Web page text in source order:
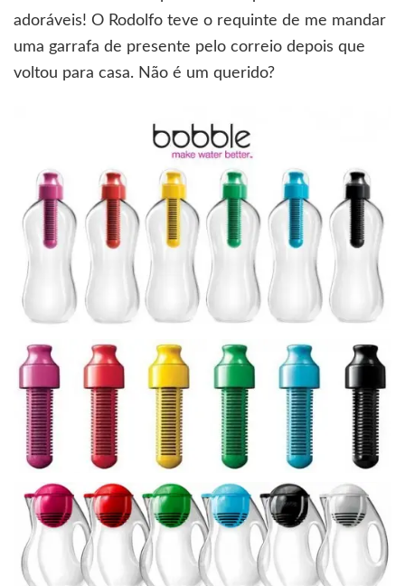
adoráveis! O Rodolfo teve o requinte de me mandar
uma garrafa de presente pelo correio depois que
voltou para casa. Não é um querido?